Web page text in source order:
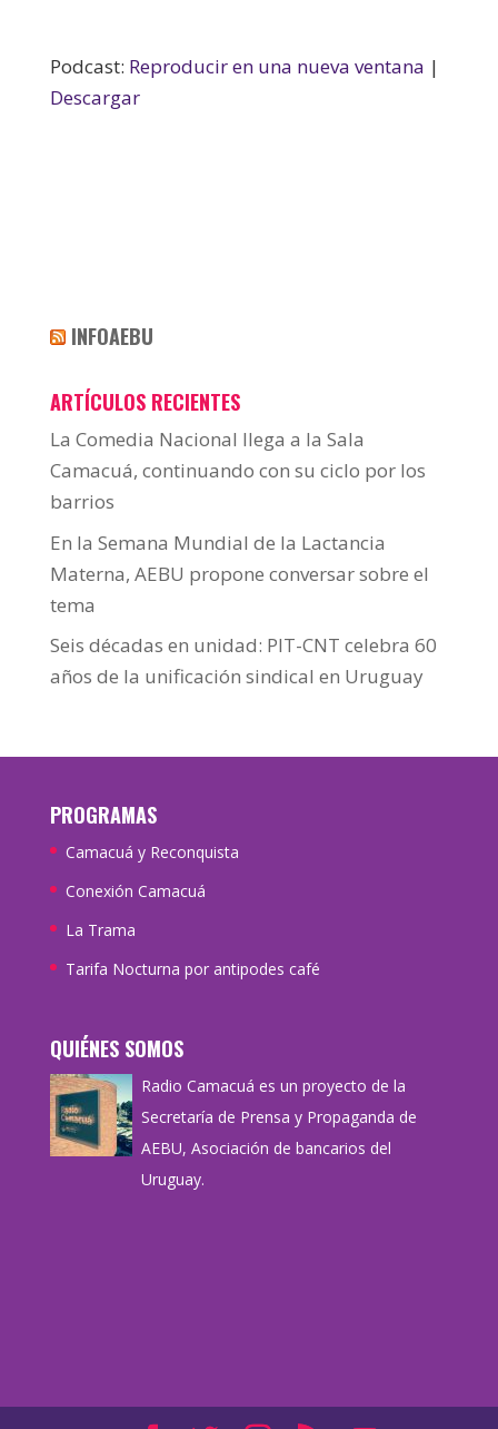
Podcast: Reproducir en una nueva ventana |
Descargar
INFOAEBU
ARTÍCULOS RECIENTES
La Comedia Nacional llega a la Sala
Camacuá, continuando con su ciclo por los
barrios
En la Semana Mundial de la Lactancia
Materna, AEBU propone conversar sobre el
tema
Seis décadas en unidad: PIT-CNT celebra 60
años de la unificación sindical en Uruguay
PROGRAMAS
Camacuá y Reconquista
Conexión Camacuá
La Trama
Tarifa Nocturna por antipodes café
QUIÉNES SOMOS
Radio Camacuá es un proyecto de la
Secretaría de Prensa y Propaganda de
AEBU, Asociación de bancarios del
Uruguay.